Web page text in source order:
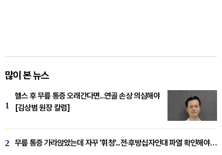
많이 본 뉴스
1
헬스 후 무릎 통증 오래간다면...연골 손상 의심해야
[김상범 원장 칼럼]
2 무릎 통증 가라앉았는데 자꾸 '휘청'...전·후방십자인대 파열 확인해야 [곽우경 원장 칼럼]